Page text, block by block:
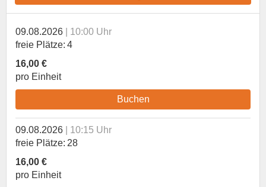
09.08.2026
10:00 Uhr
freie Plätze 4
16,00 €
pro Einheit
Buchen
09.08.2026
10:15 Uhr
freie Plätze 28
16,00 €
pro Einheit